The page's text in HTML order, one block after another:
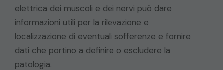
elettrica dei muscoli e dei nervi può dare
informazioni utili per la rilevazione e
localizzazione di eventuali sofferenze e fornire
dati che portino a definire o escludere la
patologia.